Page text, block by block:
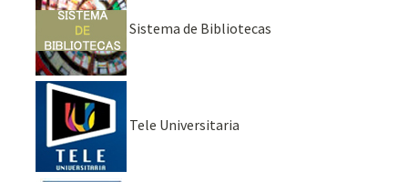
Sistema de Bibliotecas
Tele Universitaria